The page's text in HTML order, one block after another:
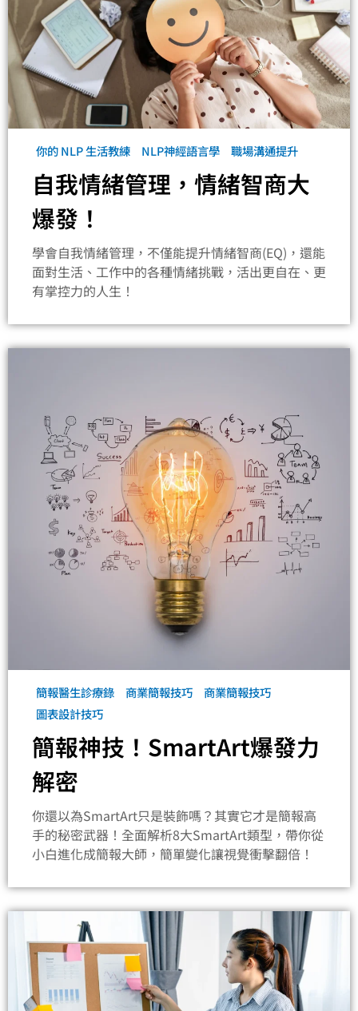
你的 NLP 生活教練 NLP神經語言學 職場溝通提升
自我情緒管理，情緒智商大
爆發！
學會自我情緒管理，不僅能提升情緒智商(EQ)，還能
面對生活、工作中的各種情緒挑戰，活出更自在、更
有掌控力的人生！
簡報醫生診療錄 商業簡報技巧
商業簡報技巧
圖表設計技巧
簡報神技！SmartArt爆發力
解密
你還以為SmartArt只是裝飾嗎？其實它才是簡報高
手的秘密武器！全面解析8大SmartArt類型，帶你從
小白進化成簡報大師，簡單變化讓視覺衝擊翻倍！